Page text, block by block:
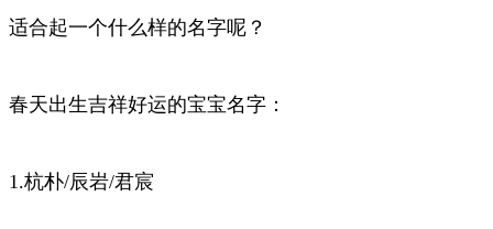
适合起一个什么样的名字呢？
春天出生吉祥好运的宝宝名字：
1.杭朴/辰岩/君宸